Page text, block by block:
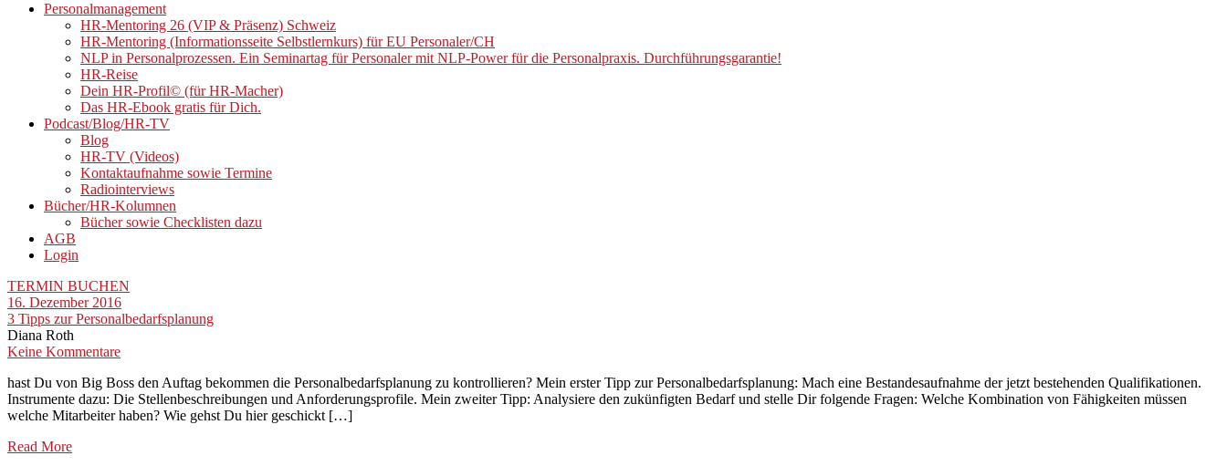
Personalmanagement
HR-Mentoring 26 (VIP & Präsenz) Schweiz
HR-Mentoring (Informationsseite Selbstlernkurs) für EU Personaler/CH
NLP in Personalprozessen. Ein Seminartag für Personaler mit NLP-Power für die Personalpraxis. Durchführungsgarantie!
HR-Reise
Dein HR-Profil© (für HR-Macher)
Das HR-Ebook gratis für Dich.
Podcast/Blog/HR-TV
Blog
HR-TV (Videos)
Kontaktaufnahme sowie Termine
Radiointerviews
Bücher/HR-Kolumnen
Bücher sowie Checklisten dazu
AGB
Login
TERMIN BUCHEN
16. Dezember 2016
3 Tipps zur Personalbedarfsplanung
Diana Roth
Keine Kommentare
hast Du von Big Boss den Auftag bekommen die Personalbedarfsplanung zu kontrollieren? Mein erster Tipp zur Personalbedarfsplanung: Mach eine Bestandesaufnahme der jetzt bestehenden Qualifikationen.
Instrumente dazu: Die Stellenbeschreibungen und Anforderungsprofile. Mein zweiter Tipp: Analysiere den zukünfigten Bedarf und stelle Dir folgende Fragen: Welche Kombination von Fähigkeiten müssen
welche Mitarbeiter haben? Wie gehst Du hier geschickt […]
Read More